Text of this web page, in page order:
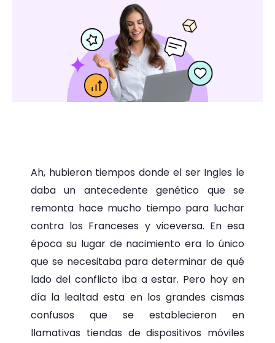
Ah, hubieron tiempos donde el ser Ingles le
daba un antecedente genético que se
remonta hace mucho tiempo para luchar
contra los Franceses y viceversa. En esa
época su lugar de nacimiento era lo único
que se necesitaba para determinar de qué
lado del conflicto iba a estar. Pero hoy en
día la lealtad esta en los grandes cismas
confusos que se establecieron en
llamativas tiendas de dispositivos móviles